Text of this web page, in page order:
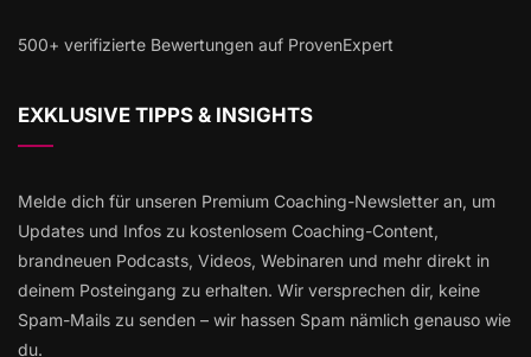
500+ verifizierte Bewertungen auf ProvenExpert
EXKLUSIVE TIPPS & INSIGHTS
Melde dich für unseren Premium Coaching-Newsletter an, um
Updates und Infos zu kostenlosem Coaching-Content,
brandneuen Podcasts, Videos, Webinaren und mehr direkt in
deinem Posteingang zu erhalten. Wir versprechen dir, keine
Spam-Mails zu senden – wir hassen Spam nämlich genauso wie
du.